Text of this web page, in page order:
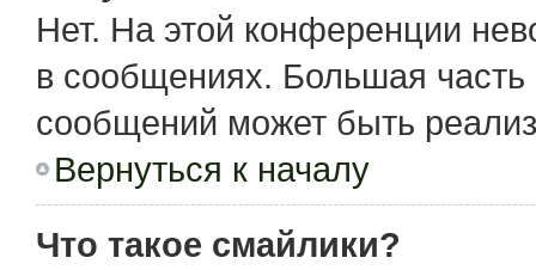
Нет. На этой конференции
в сообщениях. Большая
сообщений может быть
Вернуться к началу
Что такое смайлики?